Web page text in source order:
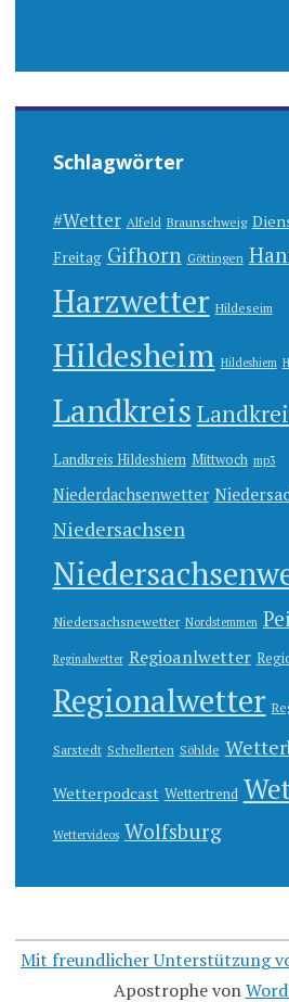
Schlagwörter
#Wetter Alfeld Braunschweig
Freitag Gifhorn Göttingen
Harzwetter Hildeseim
Hildesheim Hildeshiem
Landkreis
Landkreis Hildeshiem Mittwoch mp3
Niederdachsenwetter
Niedersachsen
Niedersachsnewetter Nordstemmen
Reginalwetter Regioanlwetter
Regionalwetter
Sarstedt Schellerten Söhlde
Wetterpodcast Wettertrend
Wettervideos Wolfsburg
Mit freundlicher Unterstützung
Apostrophe von